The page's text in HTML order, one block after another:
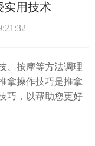
实用技术
、按摩等方法调理
拿操作技巧是推拿
巧，以帮助您更好